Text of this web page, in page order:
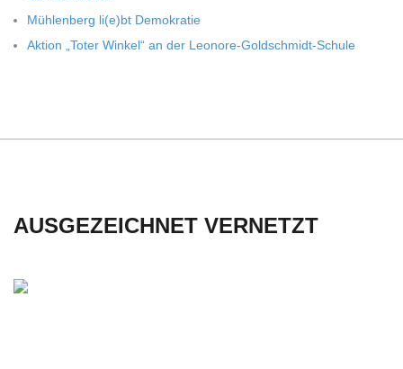
H
L
Müh­len­berg li(e)bt Demokratie
Aktion „Toter Win­kel“ an der Leonore-Goldschmidt-Schule
AUSGEZEICHNET VERNETZT